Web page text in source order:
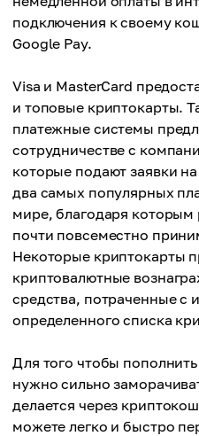
подключения к своему
Google Pay.
Visa и MasterCard
и топовые криптокарты.
платежные системы
сотрудничестве с
которые подают заявки
два самых популярных
мире, благодаря
почти повсеместно
Некоторые криптокарты
криптовалютные
средства, потраченные с
определенного списка
Для того чтобы
нужно сильно
делается через
можете легко и быстро